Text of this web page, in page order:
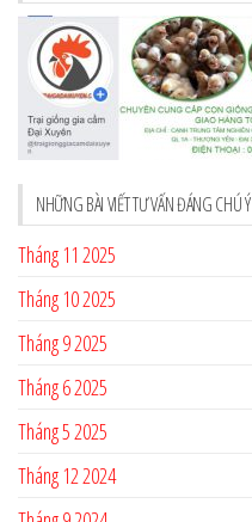
NHỮNG BÀI VIẾT TƯ VẤN ĐÁNG CHÚ Ý
Tháng 11 2025
Tháng 10 2025
Tháng 9 2025
Tháng 6 2025
Tháng 5 2025
Tháng 12 2024